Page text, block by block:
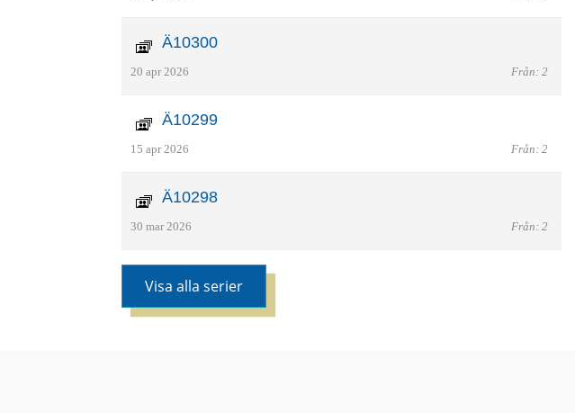
Ä10300
20 apr 2026 Från: 2
Ä10299
15 apr 2026 Från: 2
Ä10298
30 mar 2026 Från: 2
Visa alla serier